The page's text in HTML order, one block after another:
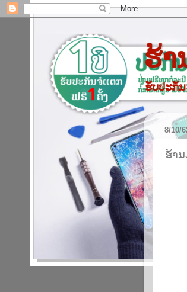
ຮ້າ
ຮັບປະກັນ
8/10/
ຮ້າ